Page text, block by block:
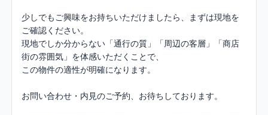
少しでもご興味をお持ちいただけましたら、まずは現地を
ご確認ください。
現地でしか分からない「通行の質」「周辺の客層」「商店
街の雰囲気」を体感いただくことで、
この物件の適性が明確になります。
お問い合わせ・内見のご予約、お待ちしております。